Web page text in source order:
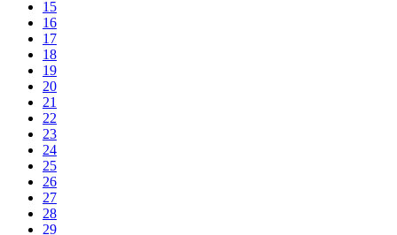
15
16
17
18
19
20
21
22
23
24
25
26
27
28
29